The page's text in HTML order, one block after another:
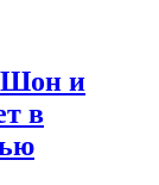
Шон и
в